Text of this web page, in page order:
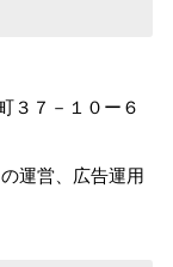
３７－１０ー６
運営、広告運用